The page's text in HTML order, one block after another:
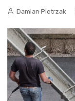
Damian Pietrzak